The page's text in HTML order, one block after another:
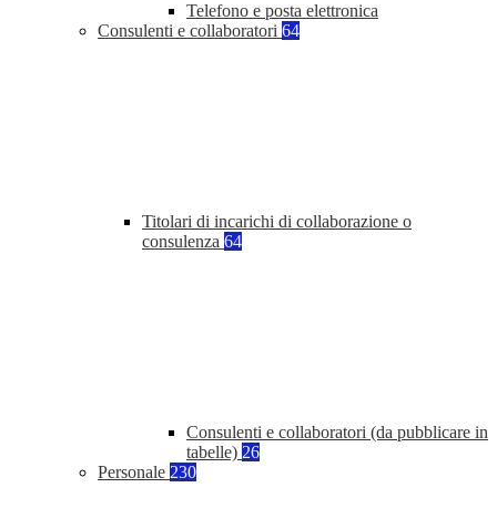
Telefono e posta elettronica
Consulenti e collaboratori 64
Titolari di incarichi di collaborazione o
consulenza 64
Consulenti e collaboratori (da pubblicare in
tabelle) 26
Personale 230